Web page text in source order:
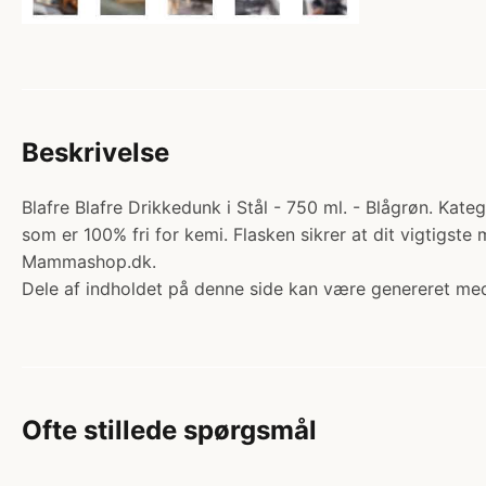
Beskrivelse
Blafre Blafre Drikkedunk i Stål - 750 ml. - Blågrøn.
som er 100% fri for kemi. Flasken sikrer at dit vigtigste
Mammashop.dk.
Dele af indholdet på denne side kan være genereret
Ofte stillede spørgsmål